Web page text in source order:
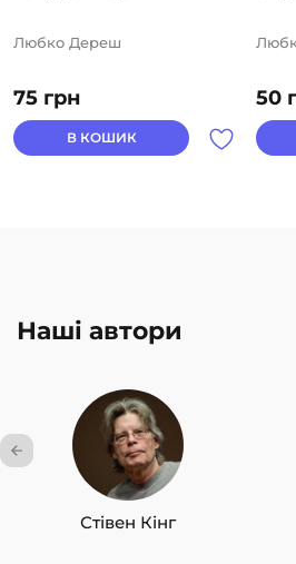
75 грн
Любко Дереш
В КОШИК
50
Наші автори
Стівен Кінг